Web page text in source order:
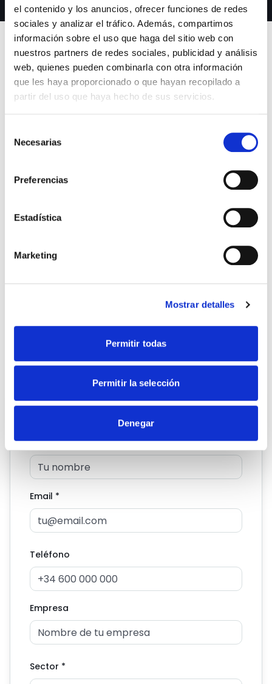
el contenido y los anuncios, ofrecer funciones de redes
sociales y analizar el tráfico. Además, compartimos
información sobre el uso que haga del sitio web con
nuestros partners de redes sociales, publicidad y análisis
web, quienes pueden combinarla con otra información
que les haya proporcionado o que hayan recopilado a
partir del uso que haya hecho de sus servicios.
Necesarias
Preferencias
Estadística
Marketing
Mostrar detalles
Permitir todas
Permitir la selección
Denegar
Contacto
Cuéntanos sobre tus productos y necesidades. Te
propuesta personalizada.
Email
Teléfono
Solicita información
Nombre*
Email *
Teléfono
Empresa
Sector *